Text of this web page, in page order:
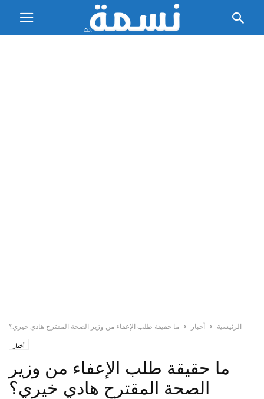
الرئيسية أخبار ما حقيقة طلب الإعفاء من وزير الصحة المقترح هادي خيري؟
أخبار
ما حقيقة طلب الإعفاء من وزير
الصحة المقترح هادي خيري؟